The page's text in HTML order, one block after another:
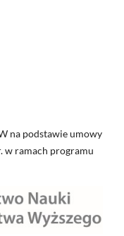
na podstawie umowy
w ramach programu